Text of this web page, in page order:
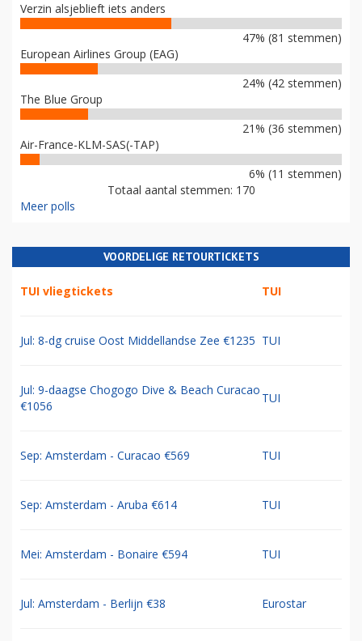
Verzin alsjeblieft iets anders
47% (81 stemmen)
European Airlines Group (EAG)
24% (42 stemmen)
The Blue Group
21% (36 stemmen)
Air-France-KLM-SAS(-TAP)
6% (11 stemmen)
Totaal aantal stemmen: 170
Meer polls
VOORDELIGE RETOURTICKETS
TUI vliegtickets TUI
Jul: 8-dg cruise Oost Middellandse Zee €1235 TUI
Jul: 9-daagse Chogogo Dive & Beach Curacao
€1056
TUI
Sep: Amsterdam - Curacao €569 TUI
Sep: Amsterdam - Aruba €614 TUI
Mei: Amsterdam - Bonaire €594 TUI
Jul: Amsterdam - Berlijn €38 Eurostar